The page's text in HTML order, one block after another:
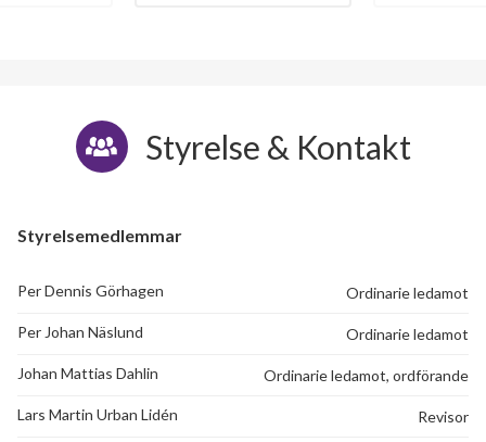
Styrelse & Kontakt
Styrelsemedlemmar
Per Dennis Görhagen Ordinarie ledamot
Per Johan Näslund Ordinarie ledamot
Johan Mattias Dahlin Ordinarie ledamot, ordförande
Lars Martin Urban Lidén Revisor